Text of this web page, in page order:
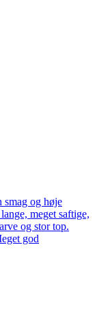
og høje
meget saftige,
og stor top.
god